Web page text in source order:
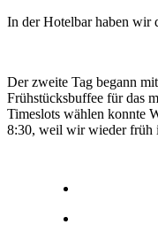
In der Hotelbar haben wir
Der zweite Tag begann
Frühstücksbuffee für das
Timeslots wählen konnte
8:30, weil wir wieder früh